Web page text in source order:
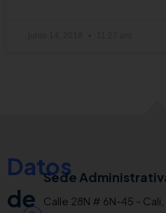
Datos
de
Sede
Calle 28N # 6N-45 -